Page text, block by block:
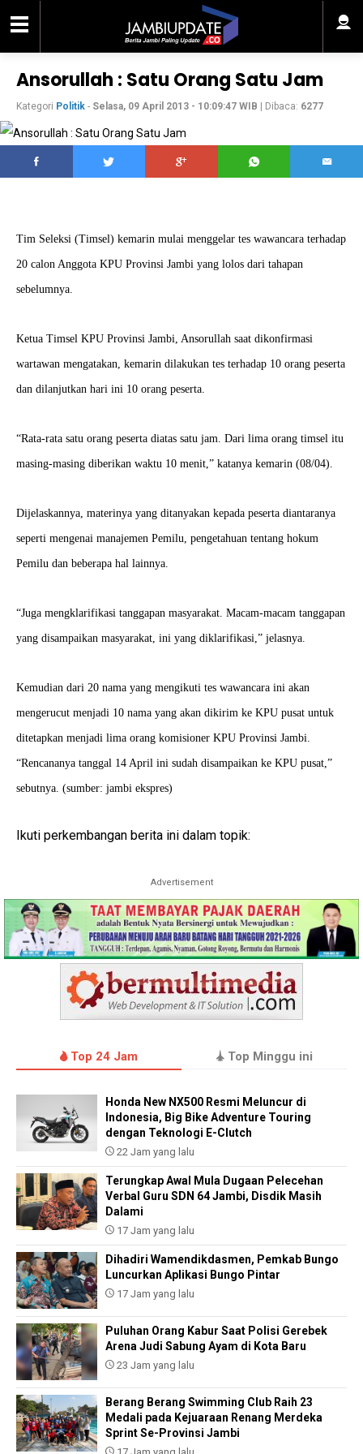
Ansorullah : Satu Orang Satu Jam
Kategori Politik - Selasa, 09 April 2013 - 10:09:47 WIB | Dibaca: 6277
Tim Seleksi (Timsel) kemarin mulai menggelar tes wawancara terhadap
20 calon Anggota KPU Provinsi Jambi yang lolos dari tahapan
sebelumnya.
Ketua Timsel KPU Provinsi Jambi, Ansorullah saat dikonfirmasi
wartawan mengatakan, kemarin dilakukan tes terhadap 10 orang peserta
dan dilanjutkan hari ini 10 orang peserta.
“Rata-rata satu orang peserta diatas satu jam. Dari lima orang timsel itu
masing-masing diberikan waktu 10 menit,” katanya kemarin (08/04).
Dijelaskannya, materinya yang ditanyakan kepada peserta diantaranya
seperti mengenai manajemen Pemilu, pengetahuan tentang hokum
Pemilu dan beberapa hal lainnya.
“Juga mengklarifikasi tanggapan masyarakat. Macam-macam tanggapan
yang disampaikan masyarakat, ini yang diklarifikasi,” jelasnya.
Kemudian dari 20 nama yang mengikuti tes wawancara ini akan
mengerucut menjadi 10 nama yang akan dikirim ke KPU pusat untuk
ditetapkan menjadi lima orang komisioner KPU Provinsi Jambi.
“Rencananya tanggal 14 April ini sudah disampaikan ke KPU pusat,”
sebutnya. (sumber: jambi ekspres)
Ikuti perkembangan berita ini dalam topik:
Advertisement
Top 24 Jam Top Minggu ini
Honda New NX500 Resmi Meluncur di
Indonesia, Big Bike Adventure Touring
dengan Teknologi E-Clutch
22 Jam yang lalu
Terungkap Awal Mula Dugaan Pelecehan
Verbal Guru SDN 64 Jambi, Disdik Masih
Dalami
17 Jam yang lalu
Dihadiri Wamendikdasmen, Pemkab Bungo
Luncurkan Aplikasi Bungo Pintar
17 Jam yang lalu
Puluhan Orang Kabur Saat Polisi Gerebek
Arena Judi Sabung Ayam di Kota Baru
23 Jam yang lalu
Berang Berang Swimming Club Raih 23
Medali pada Kejuaraan Renang Merdeka
Sprint Se-Provinsi Jambi